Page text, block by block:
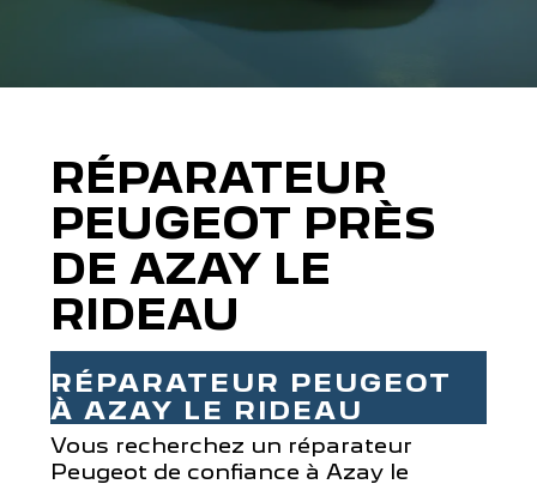
RÉPARATEUR
PEUGEOT PRÈS
DE AZAY LE
RIDEAU
RÉPARATEUR PEUGEOT
À AZAY LE RIDEAU
Vous recherchez un réparateur
Peugeot de confiance à Azay le